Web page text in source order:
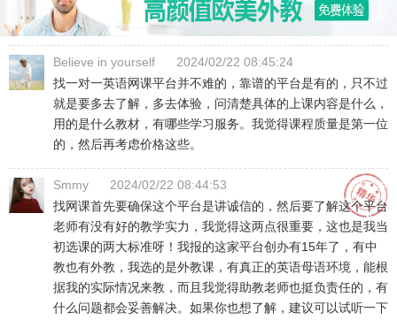
Believe in yourself
2024/02/22 08:45:24
找一对一英语网课平台并不难的，靠谱的平台是有的，只不过
就是要多去了解，多去体验，问清楚具体的上课内容是什么，
用的是什么教材，有哪些学习服务。我觉得课程质量是第一位
的，然后再考虑价格这些。
Smmy
2024/02/22 08:44:53
找网课首先要确保这个平台是讲诚信的，然后要了解这个平台
老师有没有好的教学实力，我觉得这两点很重要，这也是我当
初选课的两大标准呀！我报的这家平台创办有15年了，有中
教也有外教，我选的是外教课，有真正的英语母语环境，能根
据我的实际情况来教，而且我觉得助教老师也挺负责任的，有
什么问题都会妥善解决。如果你也想了解，建议可以试听一下